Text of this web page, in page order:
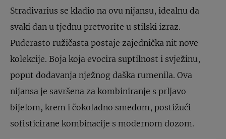
Stradivarius se kladio na ovu nijansu, idealnu da
svaki dan u tjednu pretvorite u stilski izraz.
Puderasto ružičasta postaje zajednička nit nove
kolekcije. Boja koja evocira suptilnost i svježinu,
poput dodavanja nježnog daška rumenila. Ova
nijansa je savršena za kombiniranje s prljavo
bijelom, krem ​​i čokoladno smeđom, postižući
sofisticirane kombinacije s modernom dozom.